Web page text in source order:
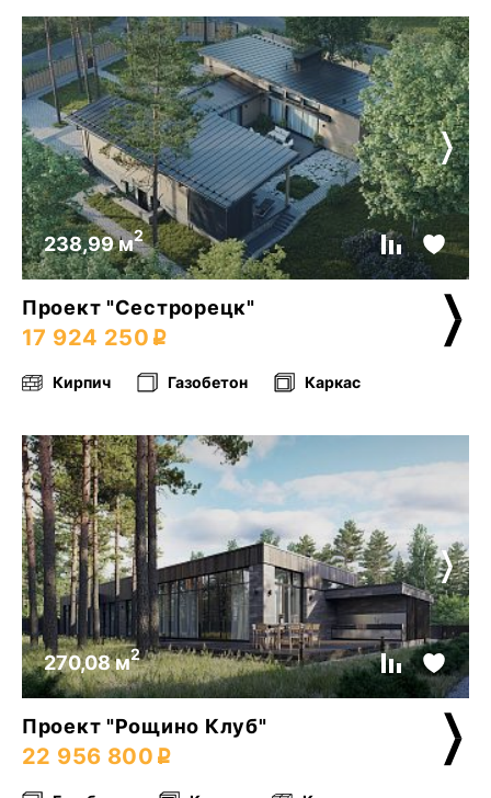
238,99 м2
Проект "Сестрорецк"
17 924 250
Кирпич Газобетон Каркас
270,08 м2
Проект "Рощино Клуб"
22 956 800